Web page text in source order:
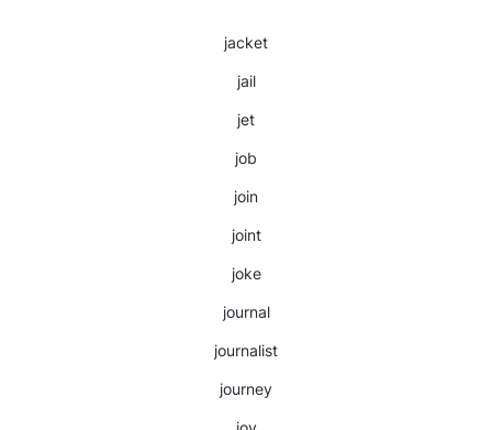
jacket
jail
jet
job
join
joint
joke
journal
journalist
journey